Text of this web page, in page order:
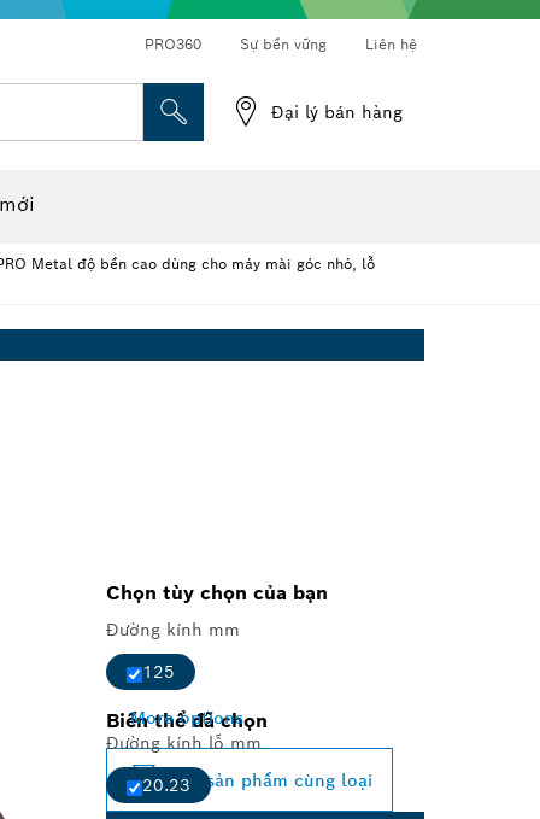
PRO360 Sự bền vững Liên hệ
Đại lý bán hàng
Metal độ bền cao dùng cho máy mài góc nhỏ, lỗ
Chọn tùy chọn của bạn
Đường kính mm
125
More options
Đường kính lỗ mm
20.23
Biến thể đã chọn
Đổi sản phẩm cùng loại